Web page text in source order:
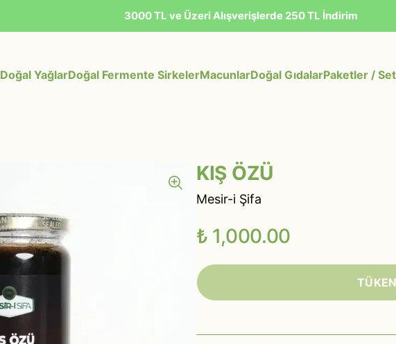
3000 TL ve Üzeri Alışverişlerde 250 TL İndirim
Doğal YağlarDoğal Fermente SirkelerMacunlarDoğal GıdalarPaketler /
KIŞ ÖZÜ
Mesir-i Şifa
₺ 1,000.00